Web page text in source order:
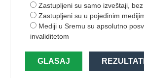
Zastupljeni su samo izveštaji,
Zastupljeni su u pojedinim
Mediji u Sremu su apsolutno
invaliditetom
GLASAJ REZULTATI